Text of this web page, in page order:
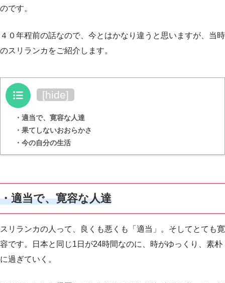
のです。
４０年程前の話なので、今とはかなり違うと思いますが、当時
のスリランカをご紹介します。
目次 [hide]
・適当で、寛容な人達
・果てしないおおらかさ
・今の自分の生活
・適当で、寛容な人達
スリランカの人って、良くも悪くも「適当」。そしてとても寛
容です。日本と同じ1日が24時間なのに、時がゆっくり、素朴
に過ぎていく。